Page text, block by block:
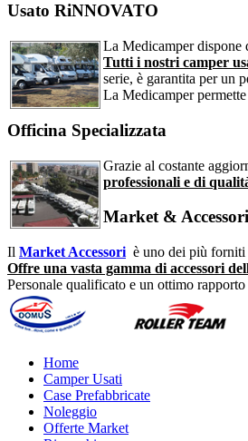
Usato RiNNOVATO
La Medicamper dispone
Tutti i nostri camper
serie, è garantita per un
La Medicamper
Officina Specializzata
Grazie al costante
professionali e di
Market & Accessori
Il Market Accessori è uno dei più
Offre una vasta gamma di accessori
Personale qualificato e un ottimo
Home
Camper Usati
Case Prefabbricate
Noleggio
Offerte Market